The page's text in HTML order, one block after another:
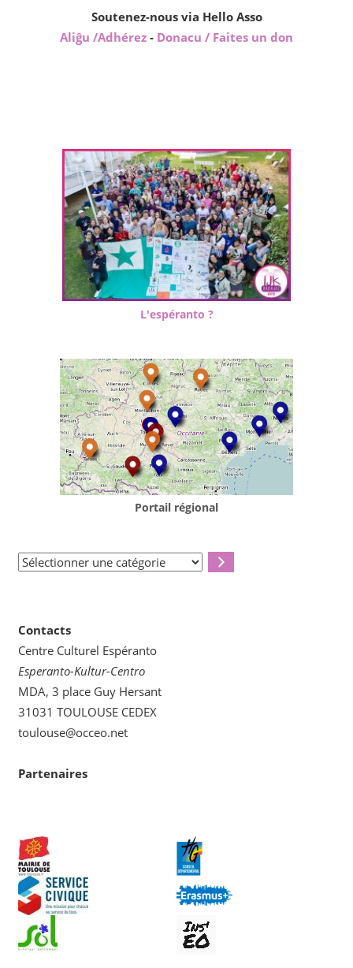
publicationsSoutenez-nous via Hello Asso
Aliĝu /Adhérez - Donacu / Faites un don
L'espéranto ?
Portail régional
Sélectionner
Contacts
Centre Culturel Espéranto
Esperanto-Kultur-Centro
MDA, 3 place Guy Hersant
31031 TOULOUSE CEDEX
toulouse@occeo.net
Partenaires